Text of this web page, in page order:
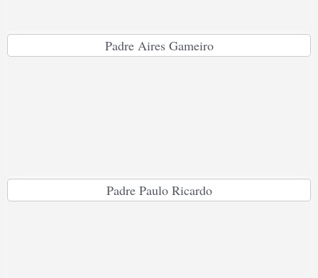
Padre Aires Gameiro
Padre Paulo Ricardo